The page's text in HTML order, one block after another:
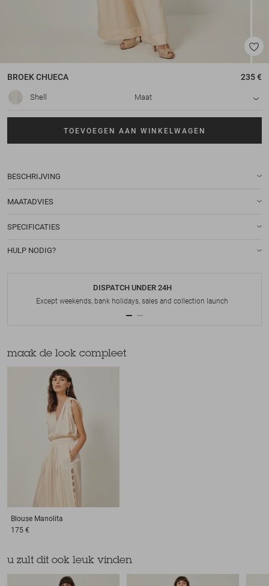
BROEKCHUECA 235 €
Shell Maat
TOEVOEGEN AAN WINKELWAGEN
BESCHRIJVING
MAATADVIES
SPECIFICATIES
HULP NODIG?
DISPATCH UNDER 24H
Except weekends, bank holidays, sales and collection launch
maak de look compleet
Blouse Manolita
175 €
u zult dit ook leuk vinden